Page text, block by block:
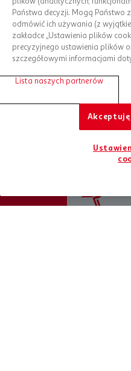
niekonwencjonalnymi
wolnej chwili przyrządzam
segmentu fine dining.
Chcesz
ZAPISZ SIĘ
Państwa decyzji. Mogą Państwo
odmówić ich używania (z
zakładce „Ustawienia plików
precyzyjnego ustawienia plików
szczegółowymi informacjami
Lista naszych partnerów